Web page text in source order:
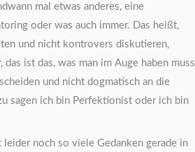
mal etwas anderes, eine
oder was auch immer. Das heißt,
und nicht kontrovers diskutieren,
das ist das, was man im Auge haben muss
und nicht dogmatisch an die
sagen ich bin Perfektionist oder ich bin
noch so viele Gedanken gerade in